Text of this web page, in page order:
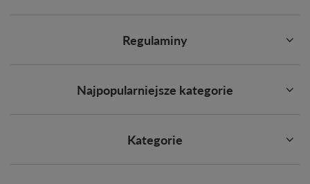
Regulaminy
Najpopularniejsze kategorie
Kategorie